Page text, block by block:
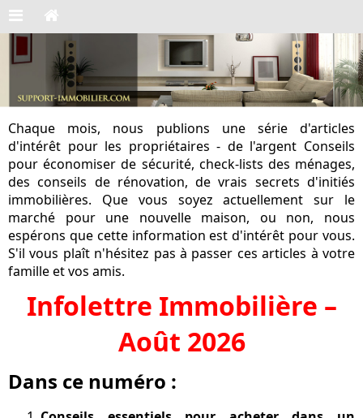
Chaque mois, nous publions une série d'articles
d'intérêt pour les propriétaires - de l'argent Conseils
pour économiser de sécurité, check-lists des ménages,
des conseils de rénovation, de vrais secrets d'initiés
immobilières. Que vous soyez actuellement sur le
marché pour une nouvelle maison, ou non, nous
espérons que cette information est d'intérêt pour vous.
S'il vous plaît n'hésitez pas à passer ces articles à votre
famille et vos amis.
Infolettre Immobilière –
Août 2026
Dans ce numéro :